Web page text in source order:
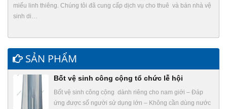
miếu linh thiêng. Chúng tôi đã cung cấp dịch vụ cho thuê và bán nhà vệ
sinh di…
SẢN PHẨM
Bốt vệ sinh công cộng tổ chức lễ hội
Bốt vệ sinh công cộng dành riêng cho nam giới – Đáp
ứng được số người sử dụng lớn – Không cần dùng nước